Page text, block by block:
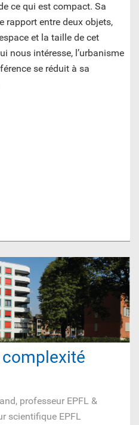
ce qui est compact. Sa
rapport entre deux objets,
et la taille de cet
nous intéresse, l’urbanisme
se réduit à sa
complexité
professeur EPFL &
scientifique EPFL